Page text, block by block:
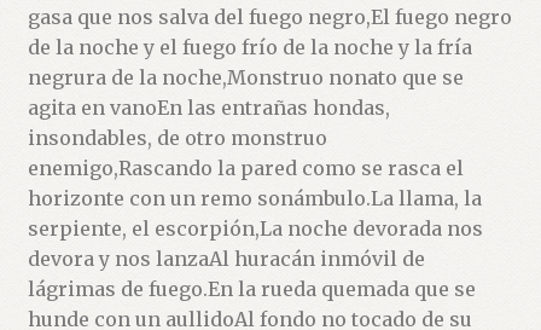
gasa que nos salva del fuego negro,El fuego negro
de la noche y el fuego frío de la noche y la fría
negrura de la noche,Monstruo nonato que se
agita en vanoEn las entrañas hondas,
insondables, de otro monstruo
enemigo,Rascando la pared como se rasca el
horizonte con un remo sonámbulo.La llama, la
serpiente, el escorpión,La noche devorada nos
devora y nos lanzaAl huracán inmóvil de
lágrimas de fuego.En la rueda quemada que se
hunde con un aullidoAl fondo no tocado de su